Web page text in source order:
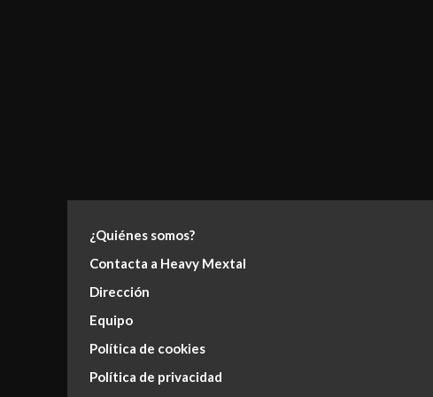
¿Quiénes somos?
Contacta a Heavy Mextal
Dirección
Equipo
Política de cookies
Política de privacidad